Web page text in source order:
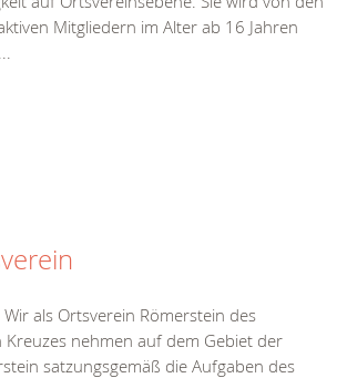
Mitgliedern im Alter ab 16 Jahren
als Ortsverein Römerstein des
Kreuzes nehmen auf dem Gebiet der
satzungsgemäß die Aufgaben des